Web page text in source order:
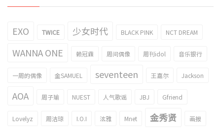
EXO TWICE 少女时代 BLACK PINK NCT DREAM
WANNA ONE 赖冠霖 周间偶像 周刊idol 音乐银行
一周的偶像 金SAMUEL seventeen 王嘉尔 Jackson
AOA 周子瑜 NUEST 人气歌谣 JBJ Gfriend
Lovelyz 周洁琼 I.O.I 泫雅 Mnet 金秀贤 画报